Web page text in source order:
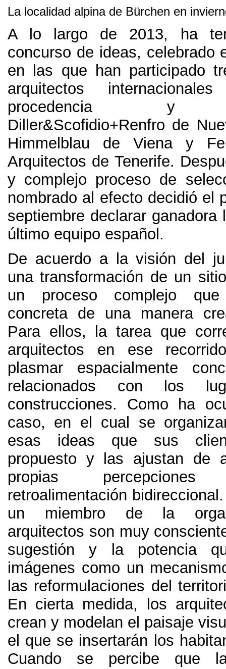
La localidad alpina de Bürchen en
A lo largo de 2013,
ha
concurso de ideas, celebrado
en las que han participado
arquitectos
procedencia y
Diller&Scofidio+Renfro de
Himmelblau de Viena y
Arquitectos de Tenerife.
y complejo proceso de
nombrado al efecto decidió el
septiembre declarar ganadora
último equipo español .
De acuerdo a la visión del
una transformación de un
un proceso complejo
concreta de una manera
Para ellos,
la tarea que
arquitectos en ese
plasmar espacialmente
relacionados con los
construcciones. Como ha
caso, en el cual se
esas ideas que sus
propuesto y las ajustan de
propias
retroalimentación bidireccional
un miembro de la
arquitectos son muy
sugestión y la potencia
imágenes como un
las reformulaciones del
En cierta medida,
los
crean y modelan el paisaje
el que se insertarán los
Cuando se percibe que